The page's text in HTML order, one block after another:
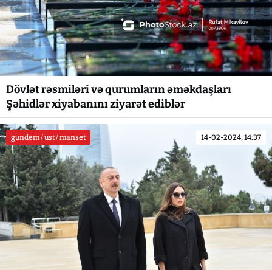
Dövlət rəsmiləri və qurumların əməkdaşları
Şəhidlər xiyabanını ziyarət ediblər
gundem / ust / manset 14-02-2024, 14:37